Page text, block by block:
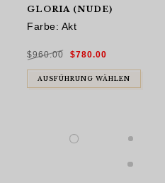
GLORIA (NUDE)
Farbe: Akt
$960.00
Ursprünglicher
Preis
$960.00
$780.00
$780.00.
AUSFÜHRUNG WÄHLEN